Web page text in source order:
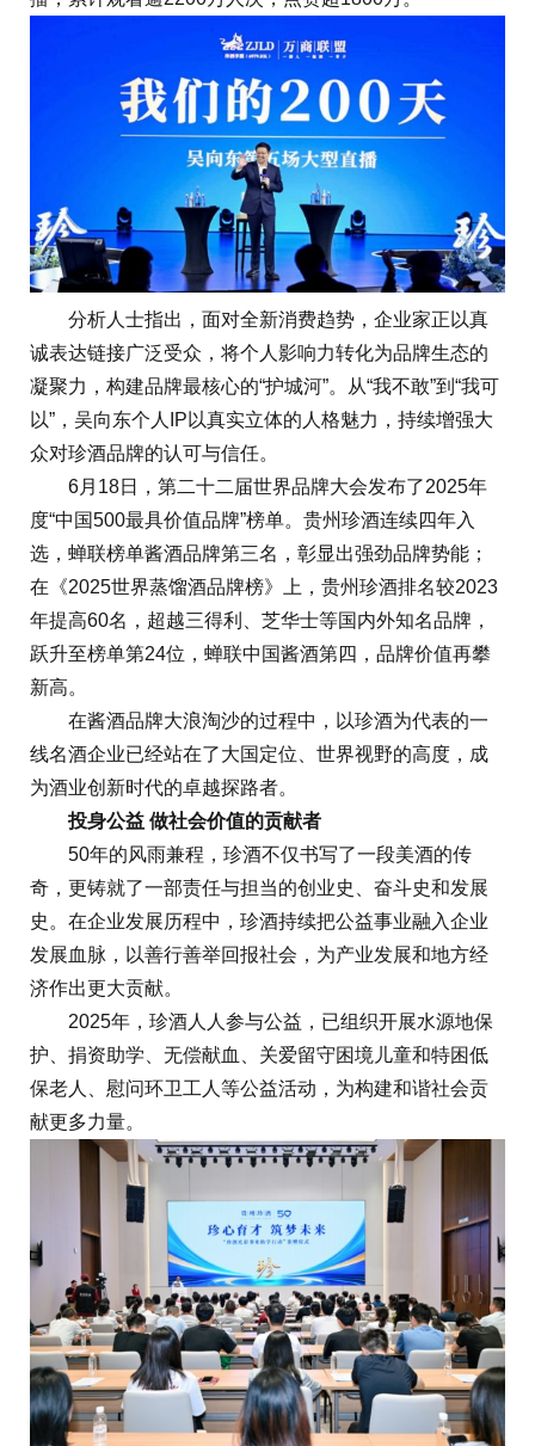
分析人士指出，面对全新消费趋势，企业家正以真
诚表达链接广泛受众，将个人影响力转化为品牌生态的
凝聚力，构建品牌最核心的“护城河”。从“我不敢”到“我可
以”，吴向东个人IP以真实立体的人格魅力，持续增强大
众对珍酒品牌的认可与信任。
6月18日，第二十二届世界品牌大会发布了2025年
度“中国500最具价值品牌”榜单。贵州珍酒连续四年入
选，蝉联榜单酱酒品牌第三名，彰显出强劲品牌势能；
在《2025世界蒸馏酒品牌榜》上，贵州珍酒排名较2023
年提高60名，超越三得利、芝华士等国内外知名品牌，
跃升至榜单第24位，蝉联中国酱酒第四，品牌价值再攀
新高。
在酱酒品牌大浪淘沙的过程中，以珍酒为代表的一
线名酒企业已经站在了大国定位、世界视野的高度，成
为酒业创新时代的卓越探路者。
投身公益 做社会价值的贡献者
50年的风雨兼程，珍酒不仅书写了一段美酒的传
奇，更铸就了一部责任与担当的创业史、奋斗史和发展
史。在企业发展历程中，珍酒持续把公益事业融入企业
发展血脉，以善行善举回报社会，为产业发展和地方经
济作出更大贡献。
2025年，珍酒人人参与公益，已组织开展水源地保
护、捐资助学、无偿献血、关爱留守困境儿童和特困低
保老人、慰问环卫工人等公益活动，为构建和谐社会贡
献更多力量。